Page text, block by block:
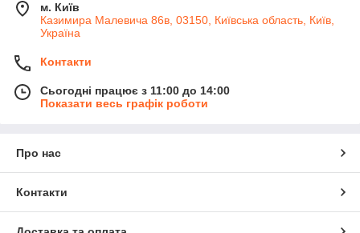
м. Київ
Казимира Малевича 86в, 03150, Київська область, Київ,
Україна
Контакти
Сьогодні працює з 11:00 до 14:00
Показати весь графік роботи
Про нас
Контакти